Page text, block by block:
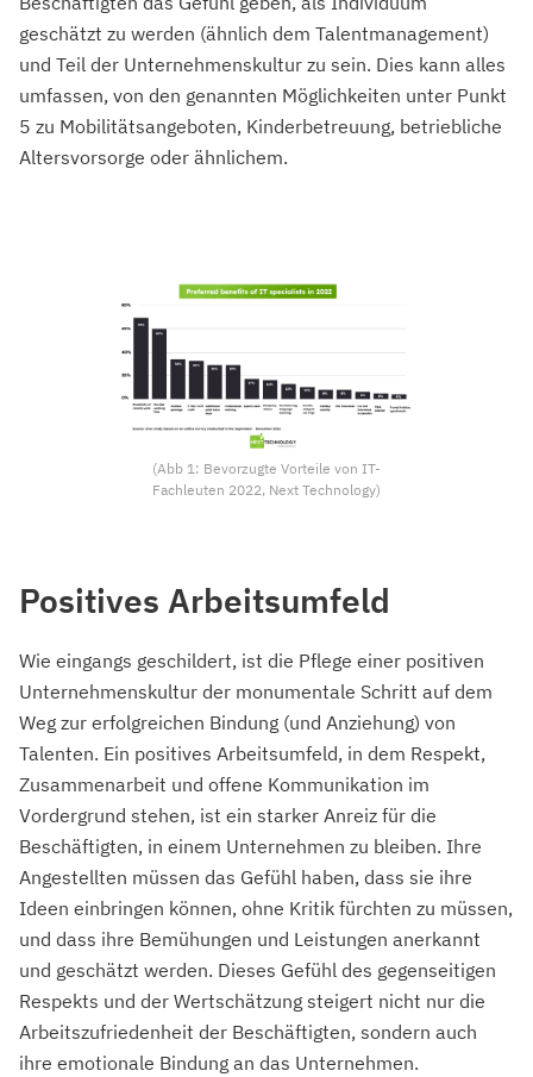
geschätzt zu werden (ähnlich dem Talentmanagement)
und Teil der Unternehmenskultur zu sein. Dies kann alles
umfassen, von den genannten Möglichkeiten unter Punkt
5 zu Mobilitätsangeboten, Kinderbetreuung, betriebliche
Altersvorsorge oder ähnlichem.
(Abb 1: Bevorzugte Vorteile von IT-
Fachleuten 2022, Next Technology)
Positives Arbeitsumfeld
Wie eingangs geschildert, ist die Pflege einer positiven
Unternehmenskultur der monumentale Schritt auf dem
Weg zur erfolgreichen Bindung (und Anziehung) von
Talenten. Ein positives Arbeitsumfeld, in dem Respekt,
Zusammenarbeit und offene Kommunikation im
Vordergrund stehen, ist ein starker Anreiz für die
Beschäftigten, in einem Unternehmen zu bleiben. Ihre
Angestellten müssen das Gefühl haben, dass sie ihre
Ideen einbringen können, ohne Kritik fürchten zu müssen,
und dass ihre Bemühungen und Leistungen anerkannt
und geschätzt werden. Dieses Gefühl des gegenseitigen
Respekts und der Wertschätzung steigert nicht nur die
Arbeitszufriedenheit der Beschäftigten, sondern auch
ihre emotionale Bindung an das Unternehmen.